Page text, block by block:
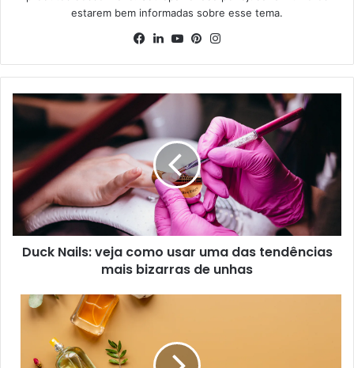
estarem bem informadas sobre esse tema.
Facebook
Linkedin
YouTubePinterest
Duck Nails: veja como usar uma das tendências
mais bizarras de unhas